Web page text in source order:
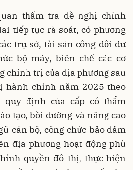
thẩm tra đề nghị chính
tiếp tục rà soát, có phương
trụ sở, tài sản công dôi dư
bộ máy, biên chế các cơ
chính trị của địa phương sau
hành chính năm 2025 theo
quy định của cấp có thẩm
tạo, bồi dưỡng và nâng cao
cán bộ, công chức bảo đảm
địa phương hoạt động phù
quyền đô thị, thực hiện